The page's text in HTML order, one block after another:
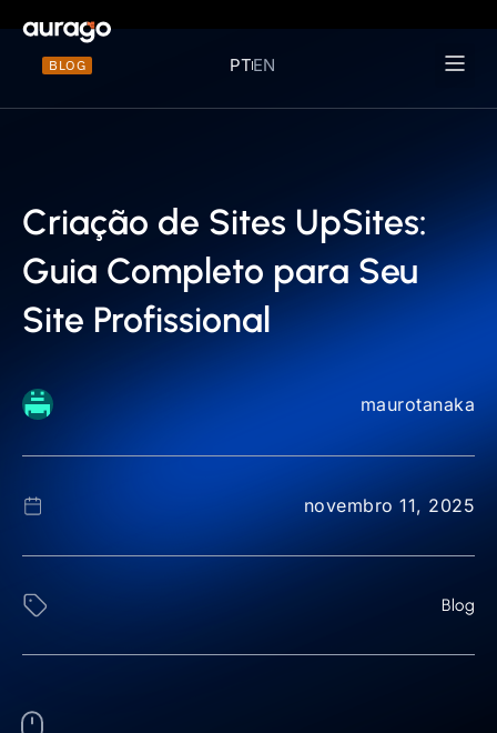
BLOG PTEN
Criação de Sites UpSites:
Guia Completo para Seu
Site Profissional
maurotanaka
novembro 11, 2025
Blog